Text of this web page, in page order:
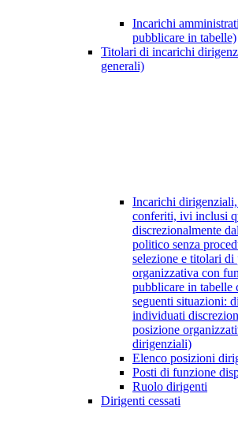
Incarichi
pubblicare in tabelle)
Titolari di incarichi
generali)
Incarichi
conferiti, ivi inclusi
discrezionalmente
politico senza
selezione e titolari di
organizzativa con
pubblicare in tabelle
seguenti situazioni:
individuati
posizione
dirigenziali)
Elenco posizioni
Posti di funzione
Ruolo dirigenti
Dirigenti cessati